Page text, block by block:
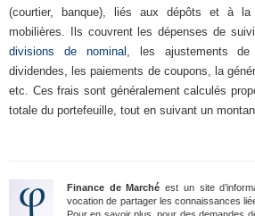
(courtier, banque), liés aux dépôts et à la
mobilières. Ils couvrent les dépenses de
divisions de nominal , les ajustements
dividendes, les paiements de coupons, la
etc. Ces frais sont généralement calculés
totale du portefeuille, tout en suivant un
Finance de Marché est un site
vocation de partager les connaissances